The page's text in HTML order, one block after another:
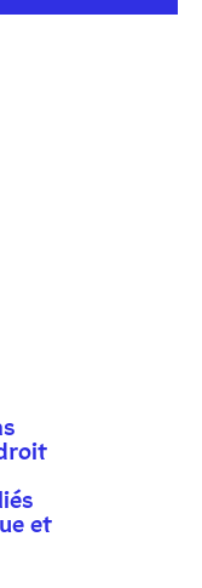
et